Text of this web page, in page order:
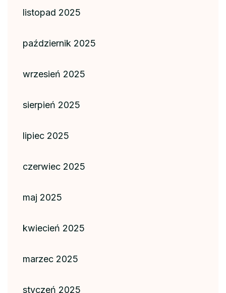
listopad 2025
październik 2025
wrzesień 2025
sierpień 2025
lipiec 2025
czerwiec 2025
maj 2025
kwiecień 2025
marzec 2025
styczeń 2025